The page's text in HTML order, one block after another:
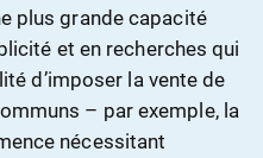
plus grande capacité
et en recherches qui
d’imposer la vente de
– par exemple, la
nécessitant